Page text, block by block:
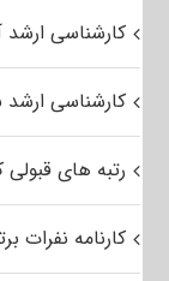
کارشناسی
کارشناسی ارشد
رتبه های قبولی
کارنامه نفرات